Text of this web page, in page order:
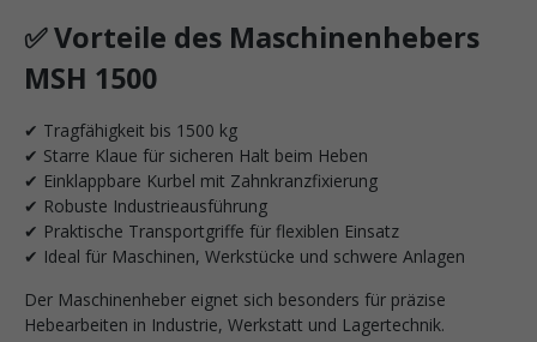
✅ Vorteile des Maschinenhebers
MSH 1500
✔ Tragfähigkeit bis 1500 kg
✔ Starre Klaue für sicheren Halt beim Heben
✔ Einklappbare Kurbel mit Zahnkranzfixierung
✔ Robuste Industrieausführung
✔ Praktische Transportgriffe für flexiblen Einsatz
✔ Ideal für Maschinen, Werkstücke und schwere Anlagen
Der Maschinenheber eignet sich besonders für präzise
Hebearbeiten in Industrie, Werkstatt und Lagertechnik.